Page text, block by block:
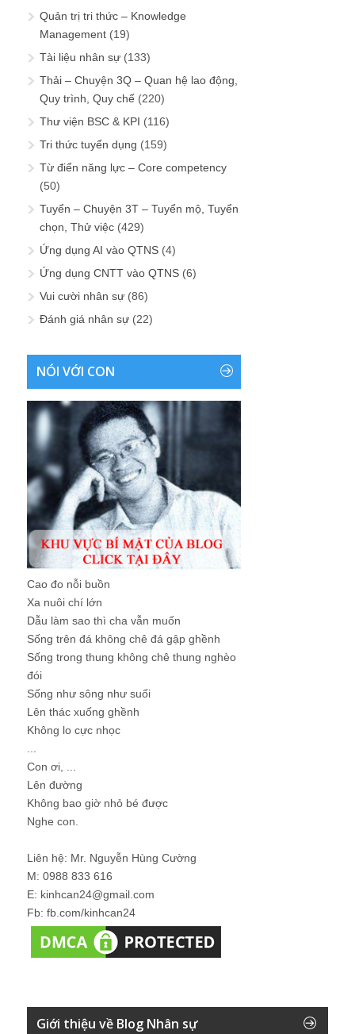
Quản trị tri thức – Knowledge
Management (19)
Tài liệu nhân sự (133)
Thải – Chuyện 3Q – Quan hệ lao động,
Quy trình, Quy chế (220)
Thư viện BSC & KPI (116)
Tri thức tuyển dụng (159)
Từ điển năng lực – Core competency
(50)
Tuyển – Chuyện 3T – Tuyển mộ, Tuyển
chọn, Thử việc (429)
Ứng dụng AI vào QTNS (4)
Ứng dụng CNTT vào QTNS (6)
Vui cười nhân sự (86)
Đánh giá nhân sự (22)
NÓI VỚI CON
Cao đo nỗi buồn
Xa nuôi chí lớn
Dẫu làm sao thì cha vẫn muốn
Sống trên đá không chê đá gập ghềnh
Sống trong thung không chê thung nghèo
đói
Sống như sông như suối
Lên thác xuống ghềnh
Không lo cực nhọc
...
Con ơi, ...
Lên đường
Không bao giờ nhỏ bé được
Nghe con.
Liên hệ: Mr. Nguyễn Hùng Cường
M: 0988 833 616
E: kinhcan24@gmail.com
Fb: fb.com/kinhcan24
Giới thiệu về Blog Nhân sự